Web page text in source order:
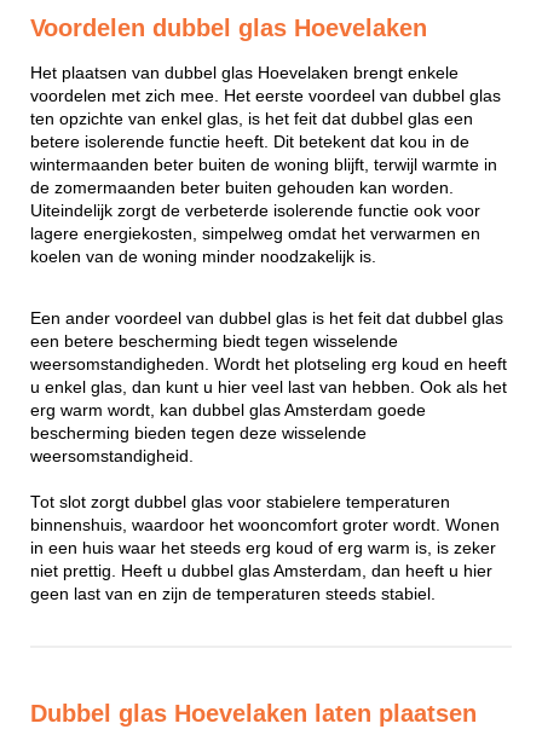
Voordelen dubbel glas Hoevelaken
Het plaatsen van dubbel glas Hoevelaken brengt enkele
voordelen met zich mee. Het eerste voordeel van dubbel glas
ten opzichte van enkel glas, is het feit dat dubbel glas een
betere isolerende functie heeft. Dit betekent dat kou in de
wintermaanden beter buiten de woning blijft, terwijl warmte in
de zomermaanden beter buiten gehouden kan worden.
Uiteindelijk zorgt de verbeterde isolerende functie ook voor
lagere energiekosten, simpelweg omdat het verwarmen en
koelen van de woning minder noodzakelijk is.
Een ander voordeel van dubbel glas is het feit dat dubbel glas
een betere bescherming biedt tegen wisselende
weersomstandigheden. Wordt het plotseling erg koud en heeft
u enkel glas, dan kunt u hier veel last van hebben. Ook als het
erg warm wordt, kan dubbel glas Amsterdam goede
bescherming bieden tegen deze wisselende
weersomstandigheid.
Tot slot zorgt dubbel glas voor stabielere temperaturen
binnenshuis, waardoor het wooncomfort groter wordt. Wonen
in een huis waar het steeds erg koud of erg warm is, is zeker
niet prettig. Heeft u dubbel glas Amsterdam, dan heeft u hier
geen last van en zijn de temperaturen steeds stabiel.
Dubbel glas Hoevelaken laten plaatsen